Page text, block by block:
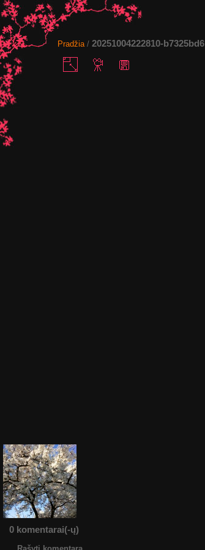
Pradžia/20251004222810-b7325bd6
0 komentarai(-ų)